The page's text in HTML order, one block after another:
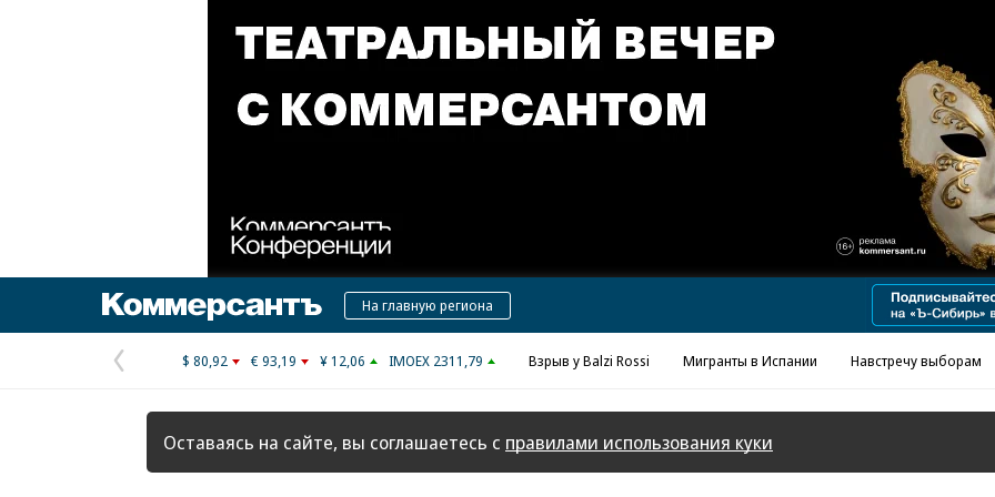
КоммерсантъНа главную региона
Предыдущая
страница
$ 80,92 € 93,19 ¥ 12,06 IMOEX 2311,79 Взрыв у Balzi Rossi Мигранты в Испании Навстречу выборам
Оставаясь на сайте, вы соглашаетесь с правилами использования куки